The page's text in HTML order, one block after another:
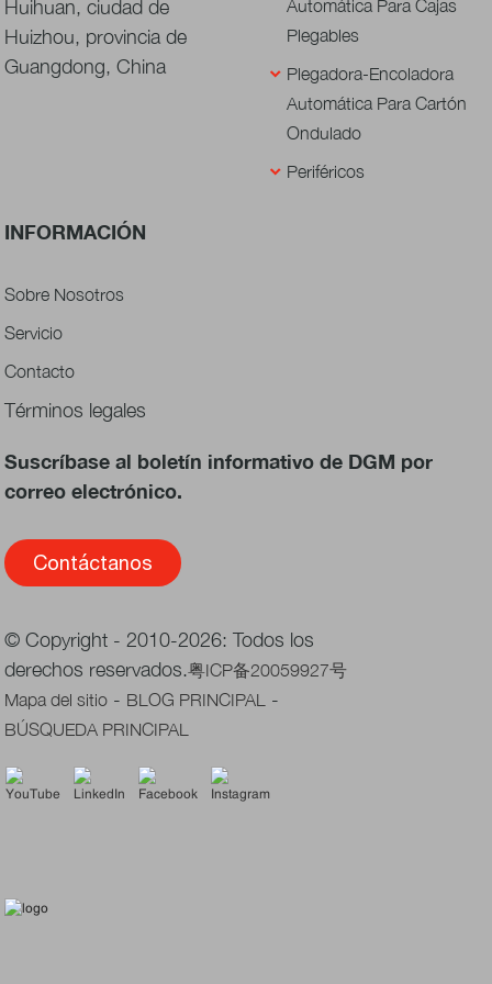
Huihuan, ciudad de
Huizhou, provincia de
Guangdong, China
Automática Para Cajas
Plegables
Plegadora-Encoladora
Automática Para Cartón
Ondulado
Periféricos
INFORMACIÓN
Sobre Nosotros
Servicio
Contacto
Términos legales
Suscríbase al boletín informativo de DGM por
correo electrónico.
Contáctanos
© Copyright - 2010-2026: Todos los
derechos reservados.粤ICP备20059927号
Mapa del sitio - BLOG PRINCIPAL -
BÚSQUEDA PRINCIPAL